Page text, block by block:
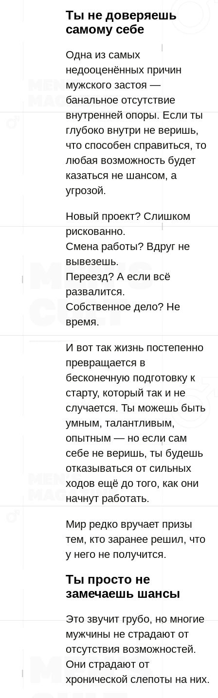
Ты не доверяешь
самому себе
Одна из самых
недооценённых причин
мужского застоя —
банальное отсутствие
внутренней опоры. Если ты
глубоко внутри не веришь,
что способен справиться, то
любая возможность будет
казаться не шансом, а
угрозой.
Новый проект? Слишком
рискованно.
Смена работы? Вдруг не
вывезешь.
Переезд? А если всё
развалится.
Собственное дело? Не
время.
И вот так жизнь постепенно
превращается в
бесконечную подготовку к
старту, который так и не
случается. Ты можешь быть
умным, талантливым,
опытным — но если сам
себе не веришь, ты будешь
отказываться от сильных
ходов ещё до того, как они
начнут работать.
Мир редко вручает призы
тем, кто заранее решил, что
у него не получится.
Ты просто не
замечаешь шансы
Это звучит грубо, но многие
мужчины не страдают от
отсутствия возможностей.
Они страдают от
хронической слепоты на них.